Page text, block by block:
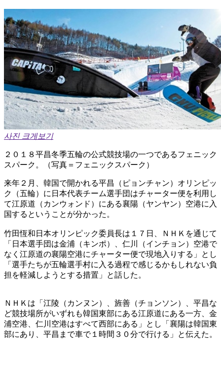
사진 크게보기
２０１８平昌冬季五輪の公式競技場の一つであるフェニック
スパーク。（写真＝フェニックスパーク）
来年２月、韓国で開かれる平昌（ピョンチャン）オリンピッ
ク（五輪）に日本代表チーム選手団はチャーター便を利用し
て江原道（カンウォンド）にある襄陽（ヤンヤン）空港に入
国するということが分かった。
竹田恆和日本オリンピック委員長は１７日、ＮＨＫを通じて
「日本選手団は金浦（キンポ）、仁川（インチョン）空港で
なく江原道の襄陽空港にチャーター便で現地入りする」とし
「選手たちが五輪選手村に入る過程で感じるかもしれない負
担を軽減しようとする措置」と話した。
ＮＨＫは「江陵（カンヌン）、旌善（チョンソン）、平昌な
ど競技場所がいずれも韓国東部にある江原道にある一方、金
浦空港、仁川空港はすべて西部にある」とし「襄陽は韓国東
部にあり、平昌まで車で１時間３０分で行ける」と伝えた。